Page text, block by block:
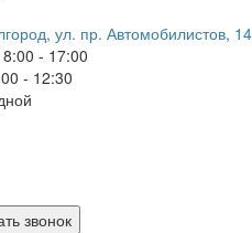
ул. пр. Автомобилистов, 14
- 17:00
- 12:30
звонок